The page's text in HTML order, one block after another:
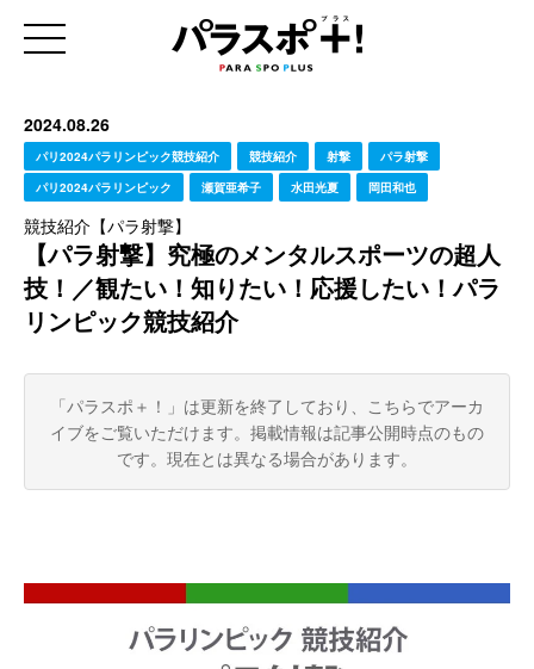
2024.08.26
パリ2024パラリンピック競技紹介 競技紹介 射撃
パラ射撃
パリ2024パラリンピック
瀬賀亜希子 水田光夏 岡田和也
競技紹介【パラ射撃】
【パラ射撃】究極のメンタルスポーツの超人
技！／観たい！知りたい！応援したい！パラ
リンピック競技紹介
「パラスポ＋！」は更新を終了しており、こちらでアーカ
イブをご覧いただけます。 掲載情報は記事公開時点のもの
です。現在とは異なる場合があります。